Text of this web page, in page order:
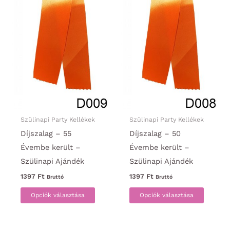
Szülinapi Party Kellékek
Díjszalag – 55
Évembe került –
Szülinapi Ajándék
1397 Ft Bruttó
Opciók választása
Ennek
a
Szülinapi Party Kellékek
Díjszalag – 50
Évembe került –
Szülinapi Ajándék
1397 Ft Bruttó
Opciók választása
Ennek
a